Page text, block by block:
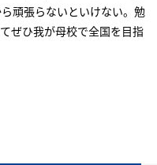
頑張らないといけない。勉
ぜひ我が母校で全国を目指